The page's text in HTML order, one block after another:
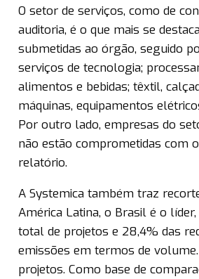
O setor de serviços, como de
auditoria, é o que mais se
submetidas ao órgão, seguido
serviços de tecnologia;
alimentos e bebidas; têxtil,
máquinas, equipamentos
Por outro lado, empresas do
não estão comprometidas com o
relatório.
A Systemica também traz
América Latina, o Brasil é o
total de projetos e 28,4% das
emissões em termos de
projetos. Como base de